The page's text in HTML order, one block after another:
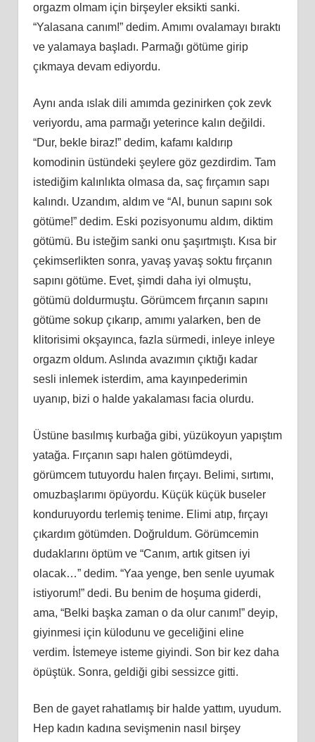
orgazm olmam için birşeyler eksikti sanki.
“Yalasana canım!” dedim. Amımı ovalamayı bıraktı
ve yalamaya başladı. Parmağı götüme girip
çıkmaya devam ediyordu.
Aynı anda ıslak dili amımda gezinirken çok zevk
veriyordu, ama parmağı yeterince kalın değildi.
“Dur, bekle biraz!” dedim, kafamı kaldırıp
komodinin üstündeki şeylere göz gezdirdim. Tam
istediğim kalınlıkta olmasa da, saç fırçamın sapı
kalındı. Uzandım, aldım ve “Al, bunun sapını sok
götüme!” dedim. Eski pozisyonumu aldım, diktim
götümü. Bu isteğim sanki onu şaşırtmıştı. Kısa bir
çekimserlikten sonra, yavaş yavaş soktu fırçanın
sapını götüme. Evet, şimdi daha iyi olmuştu,
götümü doldurmuştu. Görümcem fırçanın sapını
götüme sokup çıkarıp, amımı yalarken, ben de
klitorisimi okşayınca, fazla sürmedi, inleye inleye
orgazm oldum. Aslında avazımın çıktığı kadar
sesli inlemek isterdim, ama kayınpederimin
uyanıp, bizi o halde yakalaması facia olurdu.
Üstüne basılmış kurbağa gibi, yüzükoyun yapıştım
yatağa. Fırçanın sapı halen götümdeydi,
görümcem tutuyordu halen fırçayı. Belimi, sırtımı,
omuzbaşlarımı öpüyordu. Küçük küçük buseler
konduruyordu terlemiş tenime. Elimi atıp, fırçayı
çıkardım götümden. Doğruldum. Görümcemin
dudaklarını öptüm ve “Canım, artık gitsen iyi
olacak…” dedim. “Yaa yenge, ben senle uyumak
istiyorum!” dedi. Bu benim de hoşuma giderdi,
ama, “Belki başka zaman o da olur canım!” deyip,
giyinmesi için külodunu ve geceliğini eline
verdim. İstemeye isteme giyindi. Son bir kez daha
öpüştük. Sonra, geldiği gibi sessizce gitti.
Ben de gayet rahatlamış bir halde yattım, uyudum.
Hep kadın kadına sevişmenin nasıl birşey